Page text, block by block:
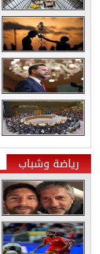
رياضة وشباب